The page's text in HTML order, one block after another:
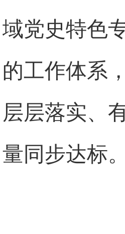
域党史特色
的工作体系
层层落实、
量同步达标。